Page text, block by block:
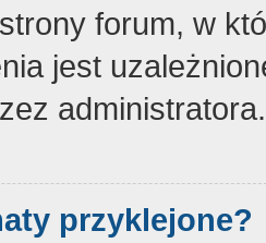
forum, w
jest
administratora.
przyklejone?